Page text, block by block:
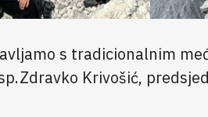
s tradicionalnim
Krivošić,